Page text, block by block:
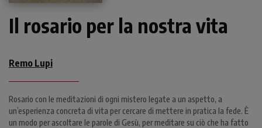
Il rosario per la nostra vita
Remo Lupi
Rosario con le meditazioni di ogni mistero legate a un aspetto, a
un’esperienza concreta di vita per cercare di mettere in pratica la fede. È
un modo per ascoltare le parole di Gesù, per meditare su ciò che ha fatto